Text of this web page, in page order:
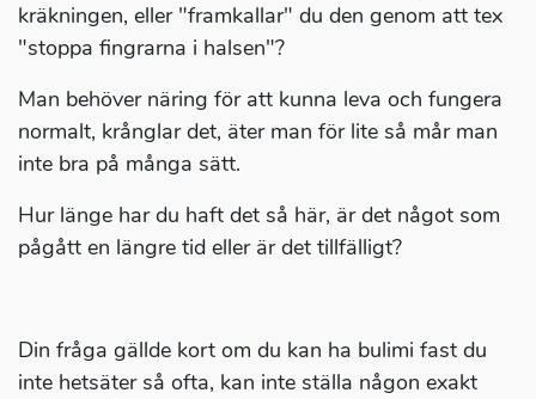
kräkningen, eller "framkallar" du den genom att tex
"stoppa fingrarna i halsen"?
Man behöver näring för att kunna leva och fungera
normalt, krånglar det, äter man för lite så mår man
inte bra på många sätt.
Hur länge har du haft det så här, är det något som
pågått en längre tid eller är det tillfälligt?
Din fråga gällde kort om du kan ha bulimi fast du
inte hetsäter så ofta, kan inte ställa någon exakt